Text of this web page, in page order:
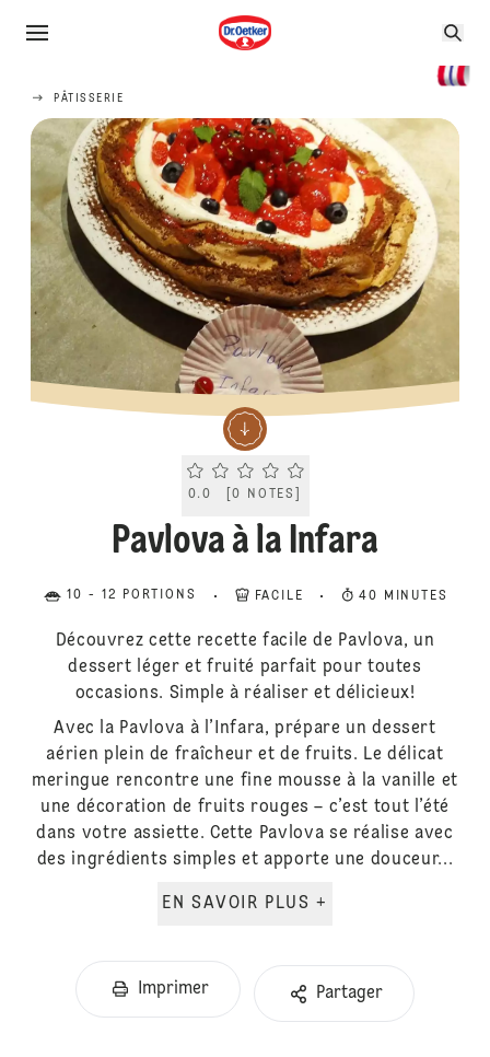
PÂTISSERIE
Current rating 0.0. Click to rate.
0.0 [0 NOTES
Pavlova à la Infara
10 - 12 PORTIONS FACILE 40 MINUTES
Découvrez cette recette facile de Pavlova, un
dessert léger et fruité parfait pour toutes
occasions. Simple à réaliser et délicieux!
Avec la Pavlova à l’Infara, prépare un dessert
aérien plein de fraîcheur et de fruits. Le délicat
meringue rencontre une fine mousse à la vanille et
une décoration de fruits rouges – c’est tout l’été
dans votre assiette. Cette Pavlova se réalise avec
des ingrédients simples et apporte une douceur...
EN SAVOIR PLUS +
Imprimer Partager